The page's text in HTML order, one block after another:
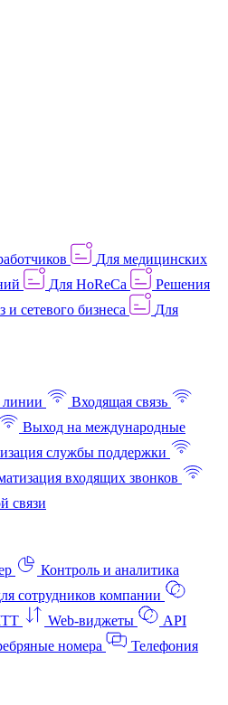
Для медицинских
Для HoReCa
Решения
сетевого бизнеса
Для
линии
Входящая связь
Выход на международные
службы поддержки
входящих звонков
связи
Контроль и аналитика
сотрудников компании
Web-виджеты
API
номера
Телефония